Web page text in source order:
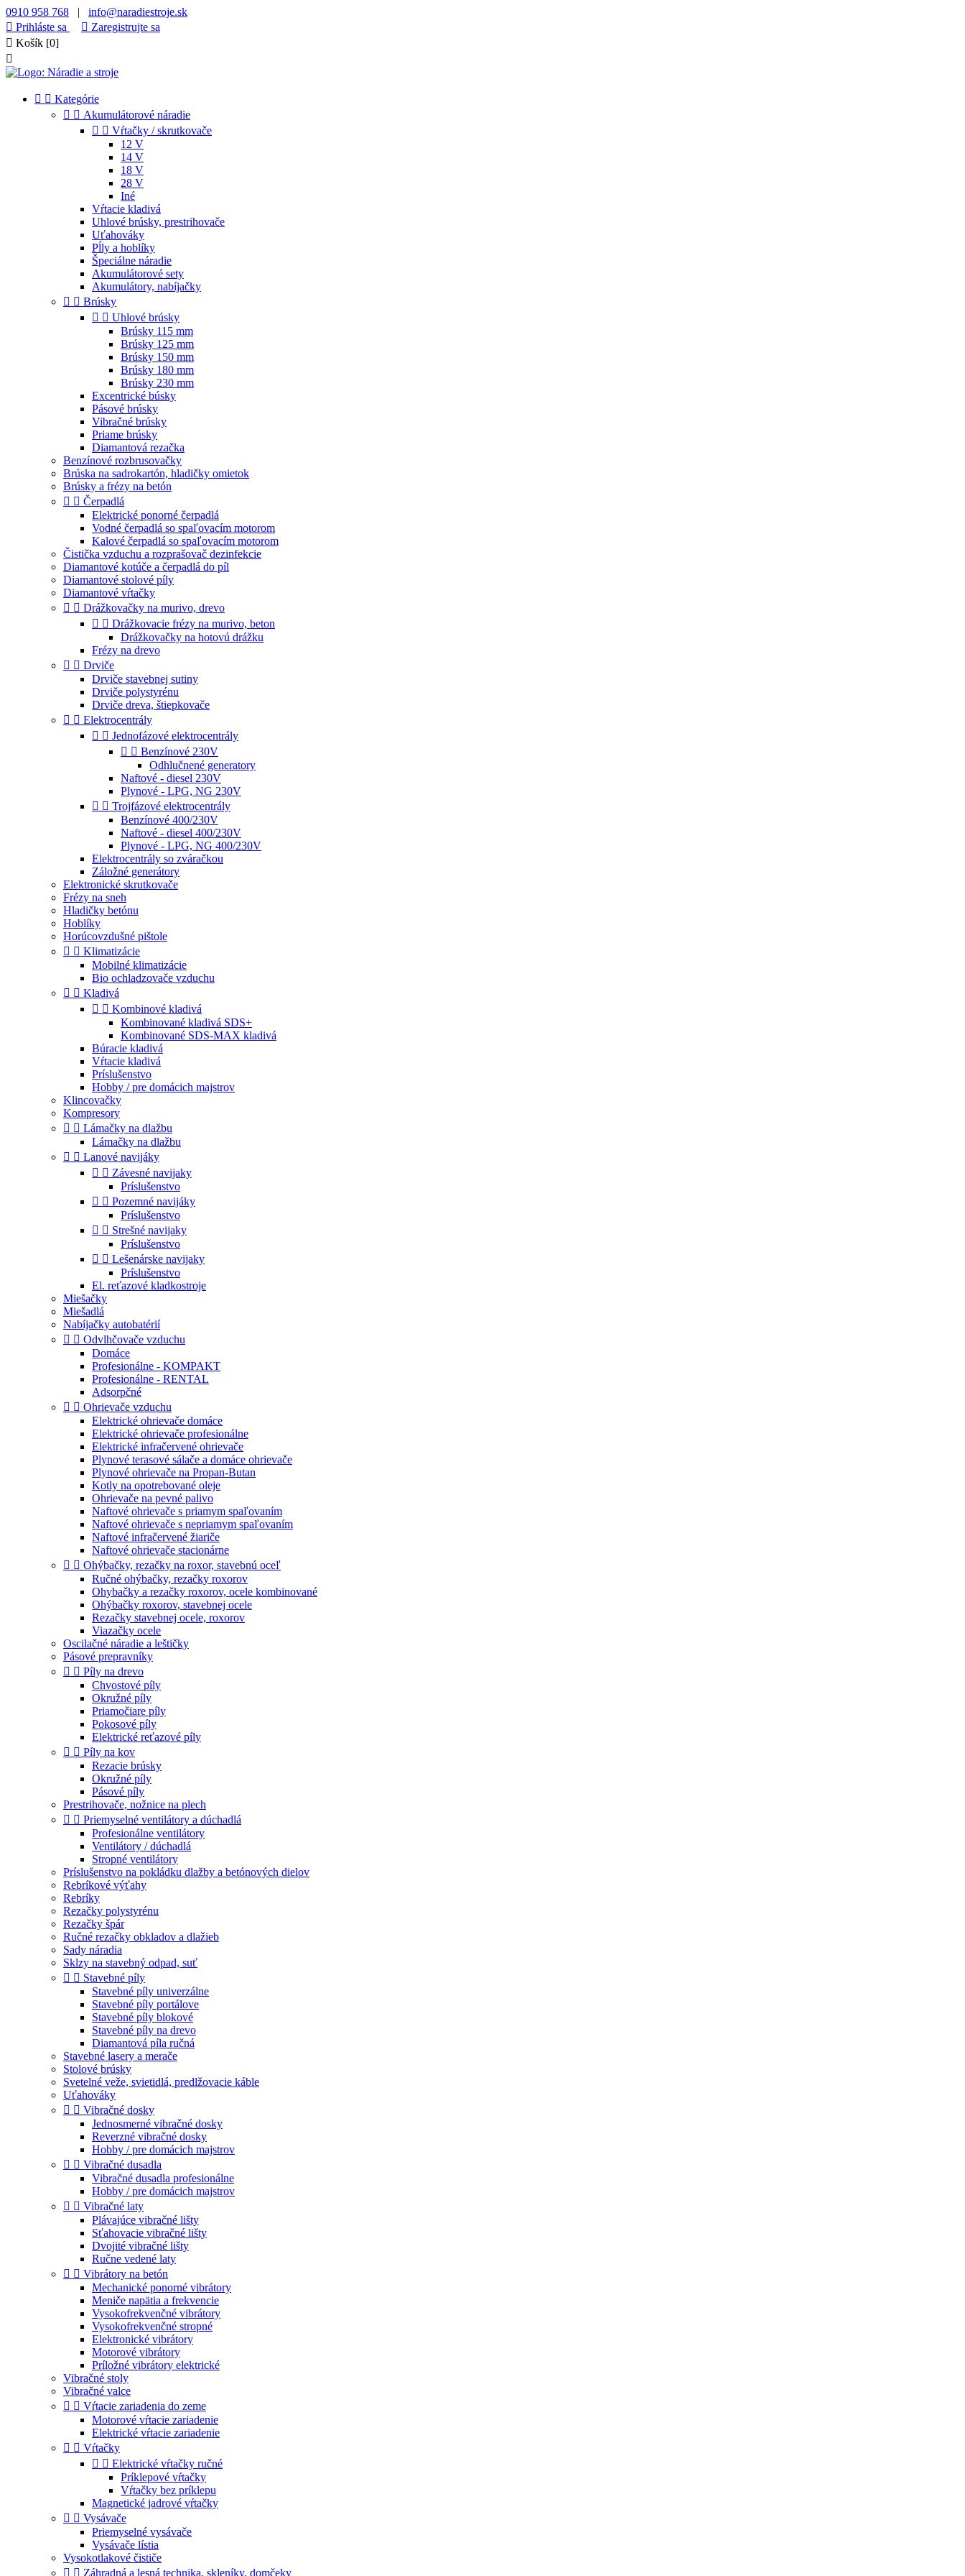
0910 958 768 | info@naradiestroje.sk
 Prihláste sa  Zaregistrujte sa
 Košík [0]

  Kategórie
  Akumulátorové náradie
  Vŕtačky / skrutkovače
12 V
14 V
18 V
28 V
Iné
Vŕtacie kladivá
Uhlové brúsky, prestrihovače
Uťahováky
Pĺly a hoblíky
Špeciálne náradie
Akumulátorové sety
Akumulátory, nabíjačky
  Brúsky
  Uhlové brúsky
Brúsky 115 mm
Brúsky 125 mm
Brúsky 150 mm
Brúsky 180 mm
Brúsky 230 mm
Excentrické búsky
Pásové brúsky
Vibračné brúsky
Priame brúsky
Diamantová rezačka
Benzínové rozbrusovačky
Brúska na sadrokartón, hladičky omietok
Brúsky a frézy na betón
  Čerpadlá
Elektrické ponorné čerpadlá
Vodné čerpadlá so spaľovacím motorom
Kalové čerpadlá so spaľovacím motorom
Čistička vzduchu a rozprašovač dezinfekcie
Diamantové kotúče a čerpadlá do píl
Diamantové stolové píly
Diamantové vŕtačky
  Drážkovačky na murivo, drevo
  Drážkovacie frézy na murivo, beton
Drážkovačky na hotovú drážku
Frézy na drevo
  Drviče
Drviče stavebnej sutiny
Drviče polystyrénu
Drviče dreva, štiepkovače
  Elektrocentrály
  Jednofázové elektrocentrály
  Benzínové 230V
Odhlučnené generatory
Naftové - diesel 230V
Plynové - LPG, NG 230V
  Trojfázové elektrocentrály
Benzínové 400/230V
Naftové - diesel 400/230V
Plynové - LPG, NG 400/230V
Elektrocentrály so zváračkou
Záložné generátory
Elektronické skrutkovače
Frézy na sneh
Hladičky betónu
Hoblíky
Horúcovzdušné pištole
  Klimatizácie
Mobilné klimatizácie
Bio ochladzovače vzduchu
  Kladivá
  Kombinové kladivá
Kombinované kladivá SDS+
Kombinované SDS-MAX kladivá
Búracie kladivá
Vŕtacie kladivá
Príslušenstvo
Hobby / pre domácich majstrov
Klincovačky
Kompresory
  Lámačky na dlažbu
Lámačky na dlažbu
  Lanové navijáky
  Závesné navijaky
Príslušenstvo
  Pozemné navijáky
Príslušenstvo
  Strešné navijaky
Príslušenstvo
  Lešenárske navijaky
Príslušenstvo
El. reťazové kladkostroje
Miešačky
Miešadlá
Nabíjačky autobatérií
  Odvlhčovače vzduchu
Domáce
Profesionálne - KOMPAKT
Profesionálne - RENTAL
Adsorpčné
  Ohrievače vzduchu
Elektrické ohrievače domáce
Elektrické ohrievače profesionálne
Elektrické infračervené ohrievače
Plynové terasové sálače a domáce ohrievače
Plynové ohrievače na Propan-Butan
Kotly na opotrebované oleje
Ohrievače na pevné palivo
Naftové ohrievače s priamym spaľovaním
Naftové ohrievače s nepriamym spaľovaním
Naftové infračervené žiariče
Naftové ohrievače stacionárne
  Ohýbačky, rezačky na roxor, stavebnú oceľ
Ručné ohýbačky, rezačky roxorov
Ohybačky a rezačky roxorov, ocele kombinované
Ohýbačky roxorov, stavebnej ocele
Rezačky stavebnej ocele, roxorov
Viazačky ocele
Oscilačné náradie a leštičky
Pásové prepravníky
  Píly na drevo
Chvostové píly
Okružné píly
Priamočiare píly
Pokosové píly
Elektrické reťazové píly
  Píly na kov
Rezacie brúsky
Okružné píly
Pásové píly
Prestrihovače, nožnice na plech
  Priemyselné ventilátory a dúchadlá
Profesionálne ventilátory
Ventilátory / dúchadlá
Stropné ventilátory
Príslušenstvo na pokládku dlažby a betónových dielov
Rebríkové výťahy
Rebríky
Rezačky polystyrénu
Rezačky špár
Ručné rezačky obkladov a dlažieb
Sady náradia
Sklzy na stavebný odpad, suť
  Stavebné píly
Stavebné píly univerzálne
Stavebné píly portálove
Stavebné píly blokové
Stavebné píly na drevo
Diamantová píla ručná
Stavebné lasery a merače
Stolové brúsky
Svetelné veže, svietidlá, predlžovacie káble
Uťahováky
  Vibračné dosky
Jednosmerné vibračné dosky
Reverzné vibračné dosky
Hobby / pre domácich majstrov
  Vibračné dusadla
Vibračné dusadla profesionálne
Hobby / pre domácich majstrov
  Vibračné laty
Plávajúce vibračné lišty
Sťahovacie vibračné lišty
Dvojité vibračné lišty
Ručne vedené laty
  Vibrátory na betón
Mechanické ponorné vibrátory
Meniče napätia a frekvencie
Vysokofrekvenčné vibrátory
Vysokofrekvenčné stropné
Elektronické vibrátory
Motorové vibrátory
Príložné vibrátory elektrické
Vibračné stoly
Vibračné valce
  Vŕtacie zariadenia do zeme
Motorové vŕtacie zariadenie
Elektrické vŕtacie zariadenie
  Vŕtačky
  Elektrické vŕtačky ručné
Príklepové vŕtačky
Vŕtačky bez príklepu
Magnetické jadrové vŕtačky
  Vysávače
Priemyselné vysávače
Vysávače lístia
Vysokotlakové čističe
  Záhradná a lesná technika, skleníky, domčeky